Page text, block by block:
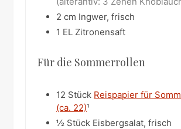
2 cm Ingwer, frisch
1 EL Zitronensaft
Für die Sommerrollen
12 Stück Reispapier für
(ca. 22)¹
½ Stück Eisbergsalat, frisch